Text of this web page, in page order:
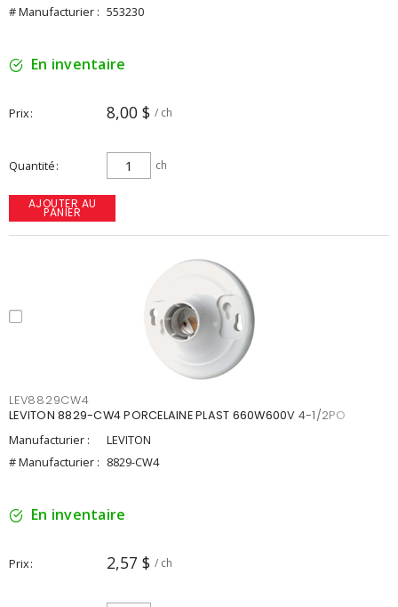
# Manufacturier : 553230
En inventaire
Prix 8,00 $ / ch
Quantité ch
AJOUTER AU
PANIER
LEV8829CW4
LEVITON 8829-CW4 PORCELAINE PLAST 660W600V 4-1/2PO
Manufacturier :
LEVITON
# Manufacturier : 8829-CW4
En inventaire
Prix 2,57 $ / ch